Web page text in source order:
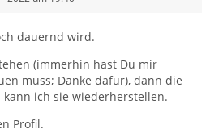
dauernd wird.
(immerhin hast Du mir
muss; Danke dafür), dann die
ich sie wiederherstellen.
Profil.